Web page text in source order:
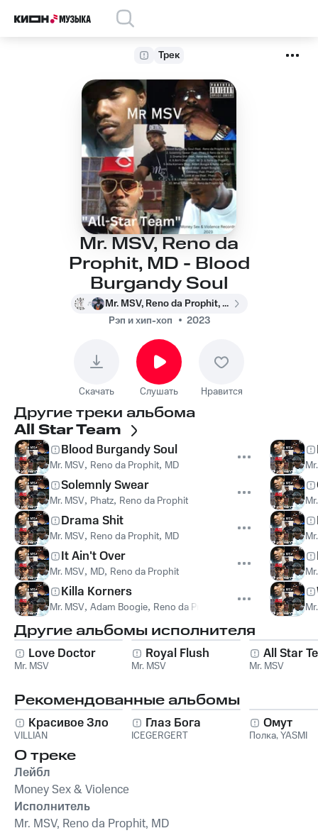
Трек
Mr. MSV, Reno da
Prophit, MD - Blood
Burgandy Soul
Mr. MSV, Reno da Prophit, MD
Рэп и хип-хоп
2023
Скачать Слушать Нравится
Другие треки альбома
All Star Team
Blood Burgandy Soul
Mr. MSV, Reno da Prophit, MD
Solemnly Swear
Mr. MSV, Phatz, Reno da Prophit
Drama Shit
Mr. MSV, Reno da Prophit, MD
It Ain't Over
Mr. MSV, MD, Reno da Prophit
Killa Korners
Mr. MSV, Adam Boogie, Reno da Prophit
Другие альбомы исполнителя
Love Doctor
Mr. MSV
Royal Flush
Mr. MSV
All Star
Mr. MSV
Рекомендованные альбомы
Красивое Зло
VILLIAN
Глаз Бога
ICEGERGERT
Омут
Полка,YASMI
О треке
Лейбл
Money Sex & Violence
Исполнитель
Mr. MSV, Reno da Prophit, MD